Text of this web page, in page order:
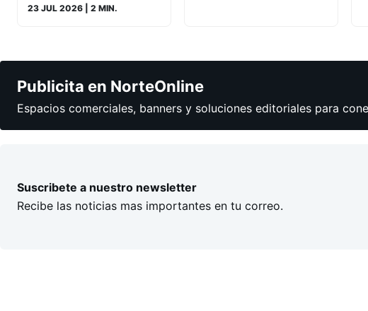
23 JUL 2026 | 2 MIN.
Publicita en NorteOnline
Espacios comerciales, banners y soluciones editoriales para
Suscribete a nuestro newsletter
Recibe las noticias mas importantes en tu correo.